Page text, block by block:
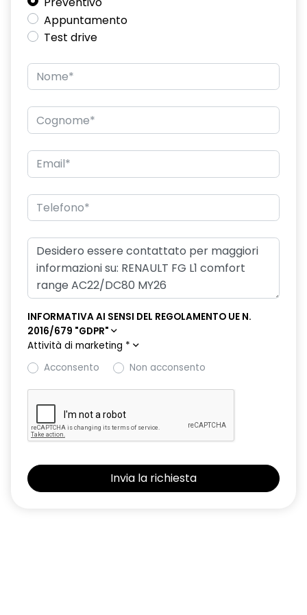
PNDIF1
predisposizione etilotest
rear view camera - parking camera posteriore
rivestimento in plastica abitacolo
senza requisito termico abitacolo
Sistema avanzato di monitoraggio del conducente
vano portaoggetti chiuso - lato passeggero
Appuntamento
Test drive
INFORMATIVA AI SENSI DEL REGOLAMENTO UE N.
2016/679 "GDPR"
Attività di marketing *
Acconsento
Non acconsento